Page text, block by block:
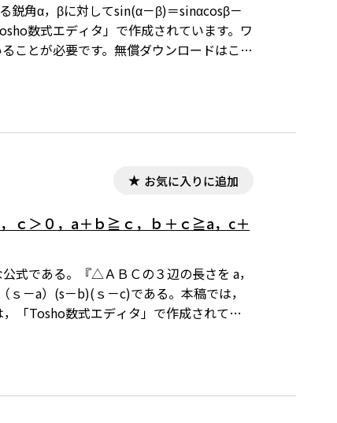
鋭角α，βに対してsin(α－β)＝sinαcosβ－
数式エディタ」で作成されています。ワ
ことが必要です。無償ダウンロードはこち
お気に入りに追加
ｃ＞０，a＋ｂ≧ｃ，ｂ＋ｃ≧a，c＋
式である。『△ＡＢＣの３辺の長さを a，
－a）(s－b)(ｓ－c)である。本稿では，
「Tosho数式エディタ」で作成されてい